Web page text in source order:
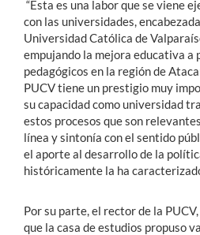
“Esta es una labor que se viene
con las universidades,
Universidad Católica de
empujando la mejora educativa a
pedagógicos en la región de
PUCV tiene un prestigio muy
su capacidad como universidad
estos procesos que son
línea y sintonía con el sentido
el aporte al desarrollo de la
históricamente la ha
Por su parte, el rector de la
que la casa de estudios propuso